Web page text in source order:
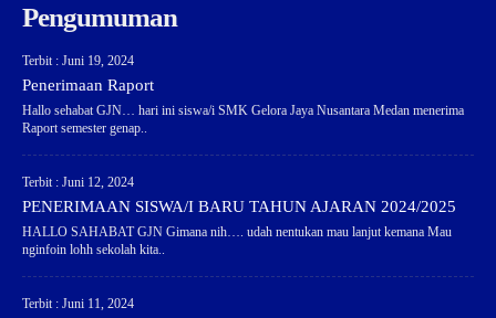
Pengumuman
Terbit : Juni 19, 2024
Penerimaan Raport
Hallo sehabat GJN… hari ini siswa/i SMK Gelora Jaya Nusantara Medan menerima
Raport semester genap..
Terbit : Juni 12, 2024
PENERIMAAN SISWA/I BARU TAHUN AJARAN 2024/2025
HALLO SAHABAT GJN Gimana nih…. udah nentukan mau lanjut kemana Mau
nginfoin lohh sekolah kita..
Terbit : Juni 11, 2024